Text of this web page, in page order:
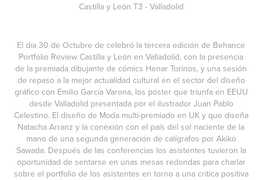
Castilla y León T3 - Valladolid
El día 30 de Octubre de celebró la tercera edición de Behance
Portfolio Review Castilla y León en Valladolid, con la presencia
de la premiada dibujante de cómics Henar Torinos, y una sesión
de repaso a la mejor actualidad cultural en el sector del diseño
gráfico con Emilio García Varona, los póster que triunfa en EEUU
desde Valladolid presentada por el ilustrador Juan Pablo
Celestino. El diseño de Moda multi-premiado en UK y que diseña
Natacha Arranz y la conexión con el país del sol naciente de la
mano de una segunda generación de calígrafos por Akiko
Sawada. Después de las conferencias los asistentes tuvieron la
oportunidad de sentarse en unas mesas redondas para charlar
sobre el portfolio de los asistentes en torno a una crítica positiva